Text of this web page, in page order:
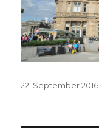
Veröffentlicht
22. September 2016